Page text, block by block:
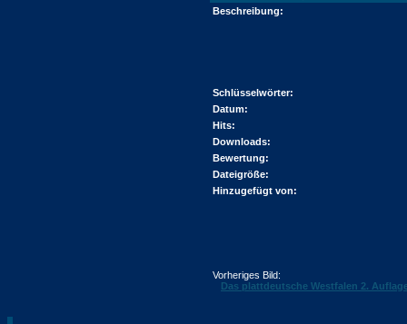
Beschreibung:
Schlüsselwörter:
Datum:
Hits:
Downloads:
Bewertung:
Dateigröße:
Hinzugefügt von:
Vorheriges Bild:
Das plattdeutsche Westfalen 2.